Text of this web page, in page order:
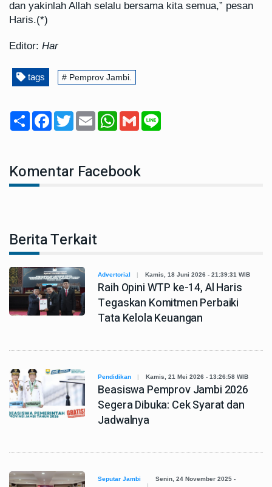
dan yakinlah Allah selalu bersama kita semua,” pesan
Haris.(*)
Editor: Har
tags # Pemprov Jambi.
ShareFacebook
TwitterEmailWhatsApp
Gmail
Komentar Facebook
Berita Terkait
Advertorial Kamis, 18 Juni 2026 - 21:39:31 WIB
Raih Opini WTP ke-14, Al Haris
Tegaskan Komitmen Perbaiki
Tata Kelola Keuangan
Pendidikan Kamis, 21 Mei 2026 - 13:26:58 WIB
Beasiswa Pemprov Jambi 2026
Segera Dibuka: Cek Syarat dan
Jadwalnya
Seputar Jambi
Senin, 24 November 2025 -